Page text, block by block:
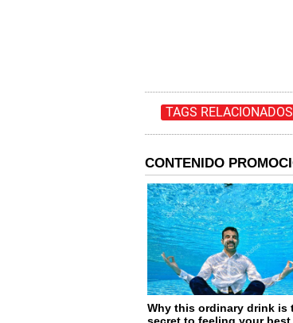
TAGS RELACIONADOS